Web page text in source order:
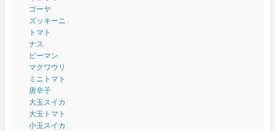
ゴーヤ
ズッキーニ
トマト
ナス
ピーマン
マクワウリ
ミニトマト
唐辛子
大玉スイカ
大玉トマト
小玉スイカ